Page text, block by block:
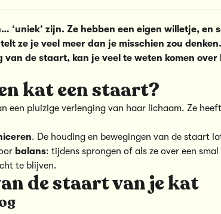
‘uniek’ zijn. Ze hebben een eigen willetje, en
ze je veel meer dan je misschien zou
de staart, kan je veel te weten komen
kat een staart?
een pluizige verlenging van haar lichaam. Ze
. De houding en bewegingen van de staart
balans: tijdens sprongen of als ze over een
te blijven.
de staart van je kat